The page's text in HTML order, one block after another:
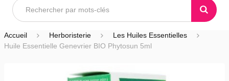
Accueil Herboristerie
Les Huiles Essentielles
Huile Essentielle Genevrier BIO Phytosun 5ml